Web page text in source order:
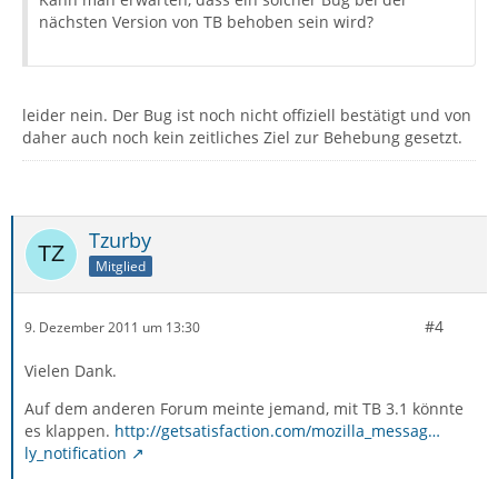
nächsten Version von TB behoben sein wird?
leider nein. Der Bug ist noch nicht offiziell bestätigt und von
daher auch noch kein zeitliches Ziel zur Behebung gesetzt.
Tzurby
Mitglied
9. Dezember 2011 um 13:30 #4
Vielen Dank.
Auf dem anderen Forum meinte jemand, mit TB 3.1 könnte
es klappen. http://getsatisfaction.com/mozilla_messag…
ly_notification